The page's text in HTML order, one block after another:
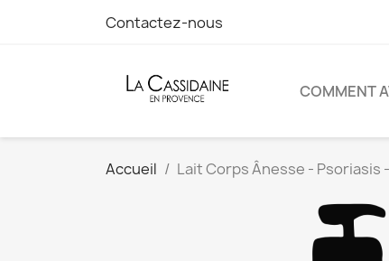
Contactez-nous
COMMENT
Accueil Lait Corps Ânesse - Psoriasis